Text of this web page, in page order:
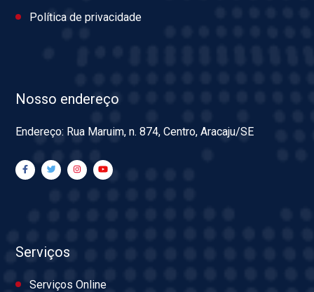
Política de privacidade
Nosso endereço
Endereço: Rua Maruim, n. 874, Centro, Aracaju/SE
Serviços
Serviços Online